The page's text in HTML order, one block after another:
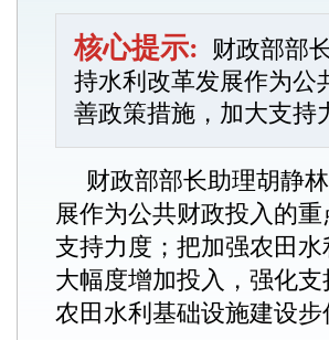
核心提示:
财政部部
持水利改革发展作为公
善政策措施，加大支持
财政部部长助理胡静
展作为公共财政投入的
支持力度；把加强农田
大幅度增加投入，强化
农田水利基础设施建设步